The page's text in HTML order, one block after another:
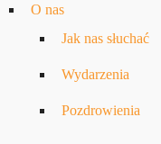
O nas
Jak nas słuchać
Wydarzenia
Pozdrowienia